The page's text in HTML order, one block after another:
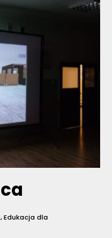
,Edukacja dla